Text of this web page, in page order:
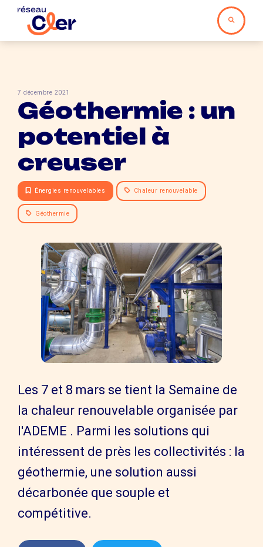
7 décembre 2021
Géothermie : un
potentiel à
creuser
Énergies renouvelables Chaleur renouvelable
Géothermie
Les 7 et 8 mars se tient la Semaine de
la chaleur renouvelable organisée par
l'ADEME . Parmi les solutions qui
intéressent de près les collectivités : la
géothermie, une solution aussi
décarbonée que souple et
compétitive.